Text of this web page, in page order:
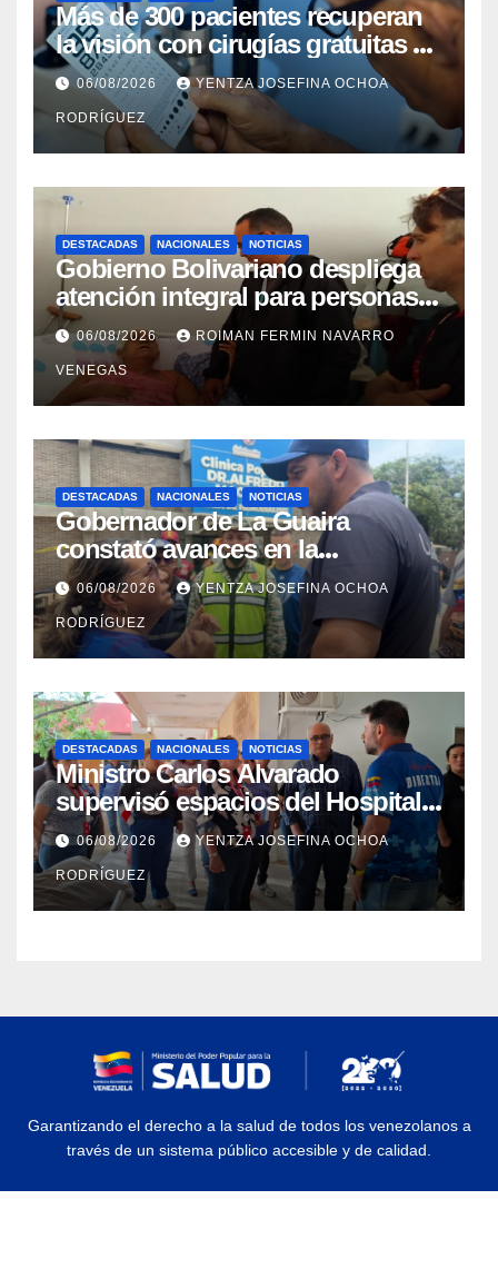
Más de 300 pacientes recuperan
la visión con cirugías gratuitas de
cataratas en Zulia
06/08/2026 YENTZA JOSEFINA OCHOA
RODRÍGUEZ
DESTACADAS NACIONALES NOTICIAS
Gobierno Bolivariano despliega
atención integral para personas
con discapacidad en
campamentos de La Guaira
06/08/2026 ROIMAN FERMIN NAVARRO
VENEGAS
DESTACADAS NACIONALES NOTICIAS
Gobernador de La Guaira
constató avances en la
rehabilitación del Hospitalito de
Catia la Mar
06/08/2026 YENTZA JOSEFINA OCHOA
RODRÍGUEZ
DESTACADAS NACIONALES NOTICIAS
Ministro Carlos Alvarado
supervisó espacios del Hospital
Dermatológico Dr. Martín Vegas
en La Guaira
06/08/2026 YENTZA JOSEFINA OCHOA
RODRÍGUEZ
Garantizando el derecho a la salud de todos los venezolanos a
través de un sistema público accesible y de calidad.